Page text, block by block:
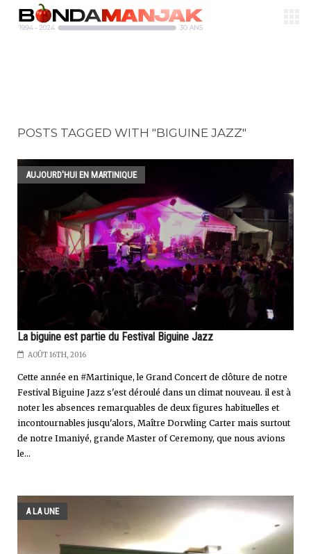
POSTS TAGGED WITH "BIGUINE JAZZ"
AUJOURD'HUI EN MARTINIQUE
La biguine est partie du Festival Biguine Jazz
AOÛT 16TH, 2016
Cette année en #Martinique, le Grand Concert de clôture de notre
Festival Biguine Jazz s'est déroulé dans un climat nouveau. il est à
noter les absences remarquables de deux figures habituelles et
incontournables jusqu'alors, Maître Dorwling Carter mais surtout
de notre Imaniyé, grande Master of Ceremony, que nous avions
le...
A LA UNE